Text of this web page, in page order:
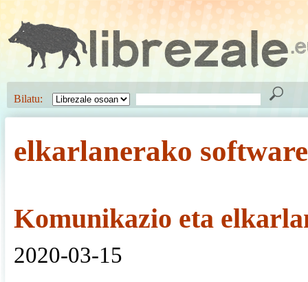
Bilatu:
elkarlanerako
Komunikazio eta
2020-03-15